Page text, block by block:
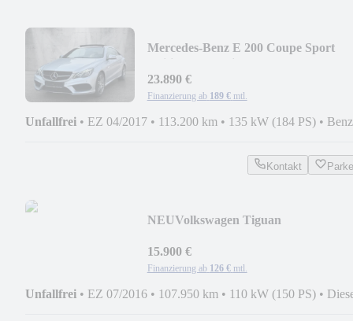
Mercedes-Benz E 200 Coupe Sport
23.890 €
Finanzierung ab 189 € mtl.
Unfallfrei • EZ 04/2017 • 113.200 km • 135 kW (184 PS) •
Kontakt
NEUVolkswagen Tiguan
NAVI XENON AHK
15.900 €
Finanzierung ab 126 € mtl.
Unfallfrei • EZ 07/2016 • 107.950 km • 110 kW (150 PS) •